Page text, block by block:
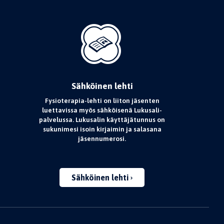
Sähköinen lehti
Fysioterapia-lehti on liiton jäsenten
luettavissa myös sähköisenä Lukusali-
palvelussa. Lukusalin käyttäjätunnus on
sukunimesi isoin kirjaimin ja salasana
jäsennumerosi.
Sähköinen lehti